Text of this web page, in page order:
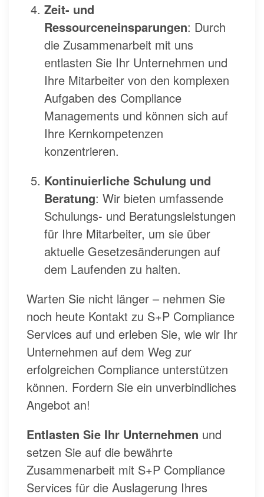
Zeit- und
Ressourceneinsparungen: Durch
die Zusammenarbeit mit uns
entlasten Sie Ihr Unternehmen und
Ihre Mitarbeiter von den komplexen
Aufgaben des Compliance
Managements und können sich auf
Ihre Kernkompetenzen
konzentrieren.
Kontinuierliche Schulung und
Beratung: Wir bieten umfassende
Schulungs- und Beratungsleistungen
für Ihre Mitarbeiter, um sie über
aktuelle Gesetzesänderungen auf
dem Laufenden zu halten.
Warten Sie nicht länger – nehmen Sie
noch heute Kontakt zu S+P Compliance
Services auf und erleben Sie, wie wir Ihr
Unternehmen auf dem Weg zur
erfolgreichen Compliance unterstützen
können. Fordern Sie ein unverbindliches
Angebot an!
Entlasten Sie Ihr Unternehmen und
setzen Sie auf die bewährte
Zusammenarbeit mit S+P Compliance
Services für die Auslagerung Ihres